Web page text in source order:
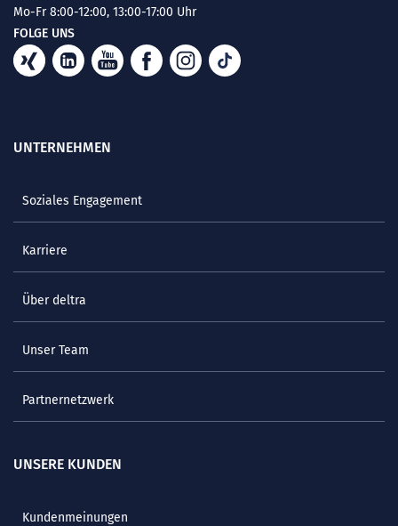
Mo-Fr 8:00-12:00, 13:00-17:00 Uhr
FOLGE UNS
UNTERNEHMEN
Soziales Engagement
Karriere
Über deltra
Unser Team
Partnernetzwerk
UNSERE KUNDEN
Kundenmeinungen